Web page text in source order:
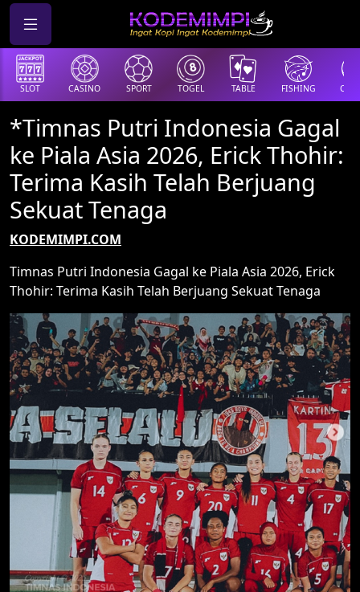
SLOT CASINO SPORT TOGEL TABLE FISHING
*Timnas Putri Indonesia Gagal
ke Piala Asia 2026, Erick Thohir:
Terima Kasih Telah Berjuang
Sekuat Tenaga
KODEMIMPI.COM
Timnas Putri Indonesia Gagal ke Piala Asia 2026, Erick
Thohir: Terima Kasih Telah Berjuang Sekuat Tenaga